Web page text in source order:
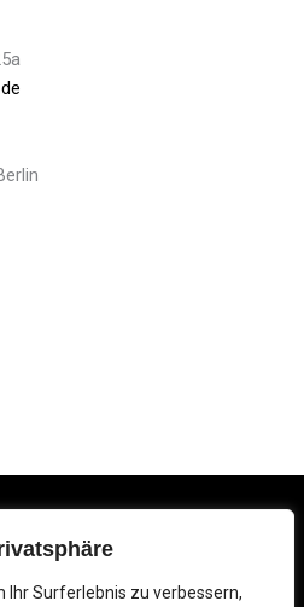
Ihr Surferlebnis zu verbessern,
X
Y